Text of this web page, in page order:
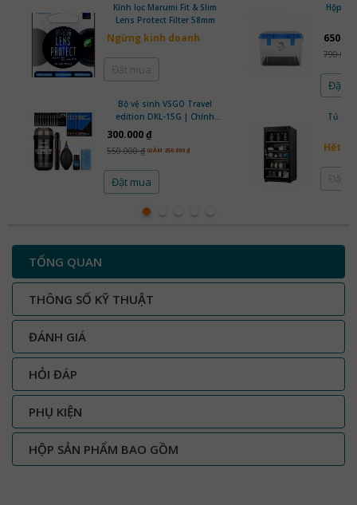
Kính lọc Marumi Fit & Slim
Lens Protect Filter 58mm
Ngừng kinh doanh
Bộ vệ sinh VSGO Travel
edition DKL-15G | Chính
300.000 ₫
550.000 ₫ GIẢM 250.000 ₫
Đặt mua
Hộp
790.000
Đặt
Tủ
Hết
TỔNG QUAN
THÔNG SỐ KỸ THUẬT
ĐÁNH GIÁ
HỎI ĐÁP
PHỤ KIỆN
HỘP SẢN PHẨM BAO GỒM